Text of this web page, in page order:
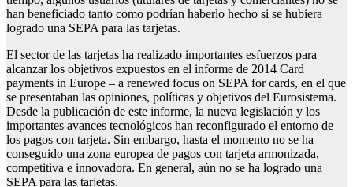
han beneficiado tanto como podrían haberlo hecho si se hubiera
logrado una SEPA para las tarjetas.
El sector de las tarjetas ha realizado importantes esfuerzos para
alcanzar los objetivos expuestos en el informe de 2014 Card
payments in Europe – a renewed focus on SEPA for cards, en el que
se presentaban las opiniones, políticas y objetivos del Eurosistema.
Desde la publicación de este informe, la nueva legislación y los
importantes avances tecnológicos han reconfigurado el entorno de
los pagos con tarjeta. Sin embargo, hasta el momento no se ha
conseguido una zona europea de pagos con tarjeta armonizada,
competitiva e innovadora. En general, aún no se ha logrado una
SEPA para las tarjetas.